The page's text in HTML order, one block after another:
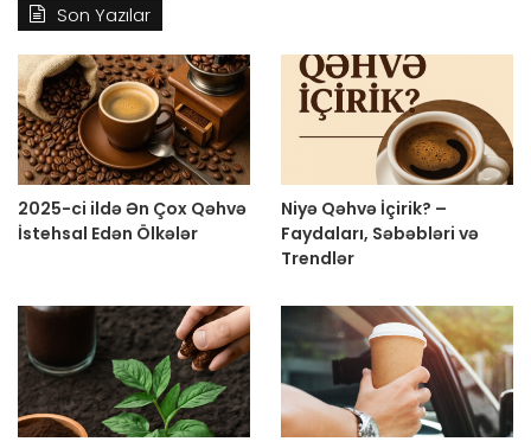
Son Yazılar
2025-ci ildə Ən Çox Qəhvə
İstehsal Edən Ölkələr
Niyə Qəhvə İçirik? –
Faydaları, Səbəbləri və
Trendlər